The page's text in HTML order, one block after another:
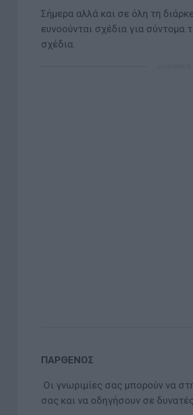
Σήμερα αλλά και σε όλη τη
ευνοούνται σχέδια για σύντομα
σχέδια.
ΠΑΡΘΕΝΟΣ
Οι γνωριμίες σας μπορούν να
σας και να οδηγήσουν σε